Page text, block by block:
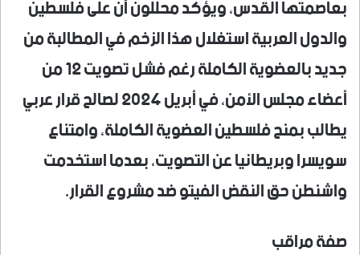
بعاصمتها القدس، ويؤكد محللون أن على فلسطين
والدول العربية استغلال هذا الزخم في المطالبة من
جديد بالعضوية الكاملة رغم فشل تصويت 12 من
أعضاء مجلس الأمن، في أبريل 2024 لصالح قرار عربي
يطالب بمنح فلسطين العضوية الكاملة، وامتناع
سويسرا وبريطانيا عن التصويت، بعدما استخدمت
واشنطن حق النقض الفيتو ضد مشروع القرار.
صفة مراقب